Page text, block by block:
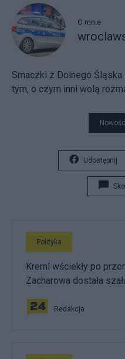
O mnie
Smaczki z Dolnego
tym, o czym inni wolą
Udostępnij
Polityka
Kreml wściekły po
Zacharowa dostała
Redakcja